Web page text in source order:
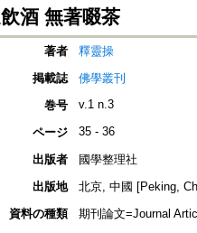
酒 無著啜茶
著者
釋靈操
掲載誌
佛學叢刊
巻号
v.1 n.3
ページ 35 - 36
出版者
國學整理社
出版地
北京, 中國 [Peking,
資料の種類
期刊論文=Journal